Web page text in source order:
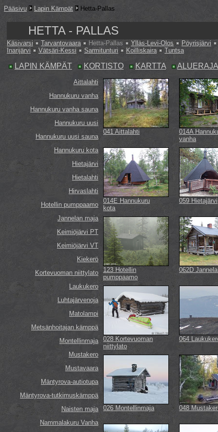
Pääsivu Lapin Kämpät Hetta-Pallas
HETTA - PALLAS
Käsivarsi Tarvantovaara Hetta-Pallas Ylläs-Levi-Olos
Pöyrisjärvi
Inarijärvi
Vätsäri-Kessi Sarmitunturi Koilliskaira Tuntsa
LAPIN KÄMPÄT KORTISTO KARTTA
Aittalahti
Hannukuru vanha
Hannukuru vanha sauna
Hannukuru uusi
Hannukuru uusi sauna
Hannukuru kota
Hietajärvi
Hietalahti
Hirvaslahti
Hotellin pumppaamo
Jannelan maja
Keimiöjärvi PT
Keimiöjärvi VT
Kiekerö
Kortevuoman niittylato
Laukukero
Luhtajärvenoja
Matolampi
Metsänhoitajan kämppä
Montellinmaja
Mustakero
Mustavaara
Mäntyrova-autiotupa
Mäntyrova-tutkimuskämppä
Naisten maja
Nammalakuru Vanha
041 Aittalahti
014A
vanha
014E Hannukuru
kota
059 Hietajärvi
123 Hotellin
pumppaamo
062D
028 Kortevuoman
niittylato
064
026 Montellinmaja 048